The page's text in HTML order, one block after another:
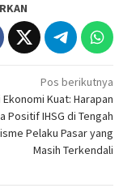
Pos berikutnya
Kuat: Harapan
Positif IHSG di Tengah
Pelaku Pasar yang
Masih Terkendali